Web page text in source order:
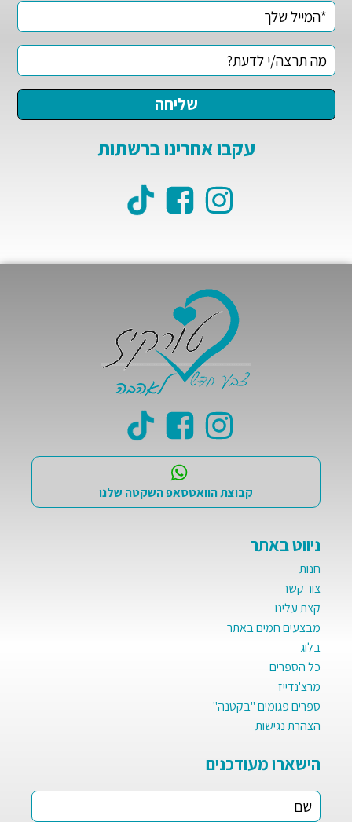
עקבו אחרינו ברשתות
קבוצת הוואטסאפ השקטה שלנו
ניווט באתר
חנות
צור קשר
קצת עלינו
מבצעים חמים באתר
בלוג
כל הספרים
מרצ'נדייז
ספרים פגומים "בקטנה"
הצהרת נגישות
הישארו מעודכנים